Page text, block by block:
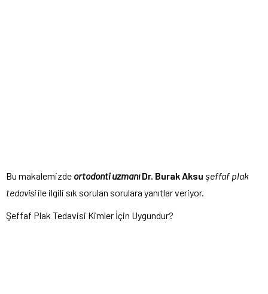
Bu makalemizde ortodonti uzmanı Dr. Burak Aksu şeffaf plak
tedavisiile ilgili sık sorulan sorulara yanıtlar veriyor.
Şeffaf Plak Tedavisi Kimler İçin Uygundur?